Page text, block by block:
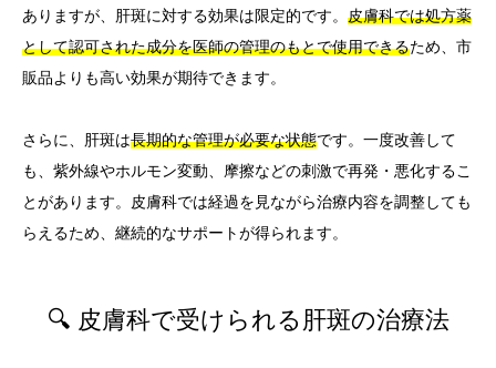
ありますが、肝斑に対する効果は限定的です。 皮膚科では処方薬
として認可された成分を医師の管理のもとで使用できるため、市
販品よりも高い効果が期待できます。
さらに、肝斑は長期的な管理が必要な状態です。一度改善して
も、紫外線やホルモン変動、摩擦などの刺激で再発・悪化するこ
とがあります。皮膚科では経過を見ながら治療内容を調整しても
らえるため、継続的なサポートが得られます。
🔍 皮膚科で受けられる肝斑の治療法